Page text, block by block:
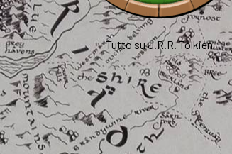
Tutto su J.R.R. Tolkien